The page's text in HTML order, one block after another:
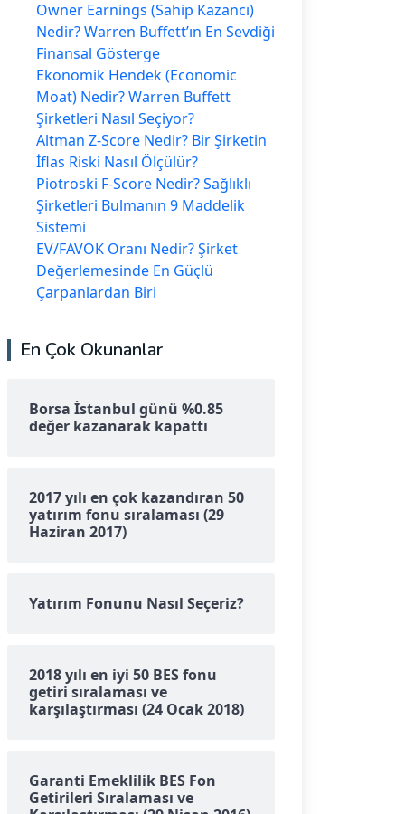
Owner Earnings (Sahip Kazancı)
Nedir? Warren Buffett’ın En Sevdiği
Finansal Gösterge
Ekonomik Hendek (Economic
Moat) Nedir? Warren Buffett
Şirketleri Nasıl Seçiyor?
Altman Z-Score Nedir? Bir Şirketin
İflas Riski Nasıl Ölçülür?
Piotroski F-Score Nedir? Sağlıklı
Şirketleri Bulmanın 9 Maddelik
Sistemi
EV/FAVÖK Oranı Nedir? Şirket
Değerlemesinde En Güçlü
Çarpanlardan Biri
En Çok Okunanlar
Borsa İstanbul günü %0.85
değer kazanarak kapattı
2017 yılı en çok kazandıran 50
yatırım fonu sıralaması (29
Haziran 2017)
Yatırım Fonunu Nasıl Seçeriz?
2018 yılı en iyi 50 BES fonu
getiri sıralaması ve
karşılaştırması (24 Ocak 2018)
Garanti Emeklilik BES Fon
Getirileri Sıralaması ve